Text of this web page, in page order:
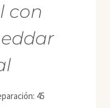
con
45